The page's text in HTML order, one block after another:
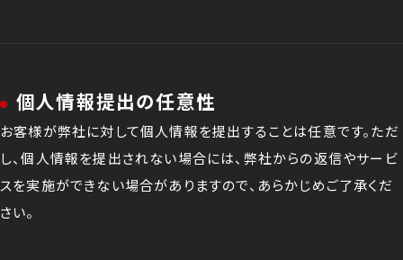
個人情報提出の任意性
お客様が弊社に対して個人情報を提出することは任意です。ただ
し、個人情報を提出されない場合には、弊社からの返信やサービ
スを実施ができない場合がありますので、あらかじめご了承くだ
さい。